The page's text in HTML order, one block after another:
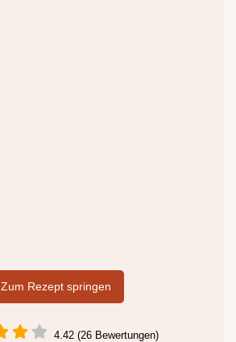
Zum Rezept springen
4.42 (26 Bewertungen)